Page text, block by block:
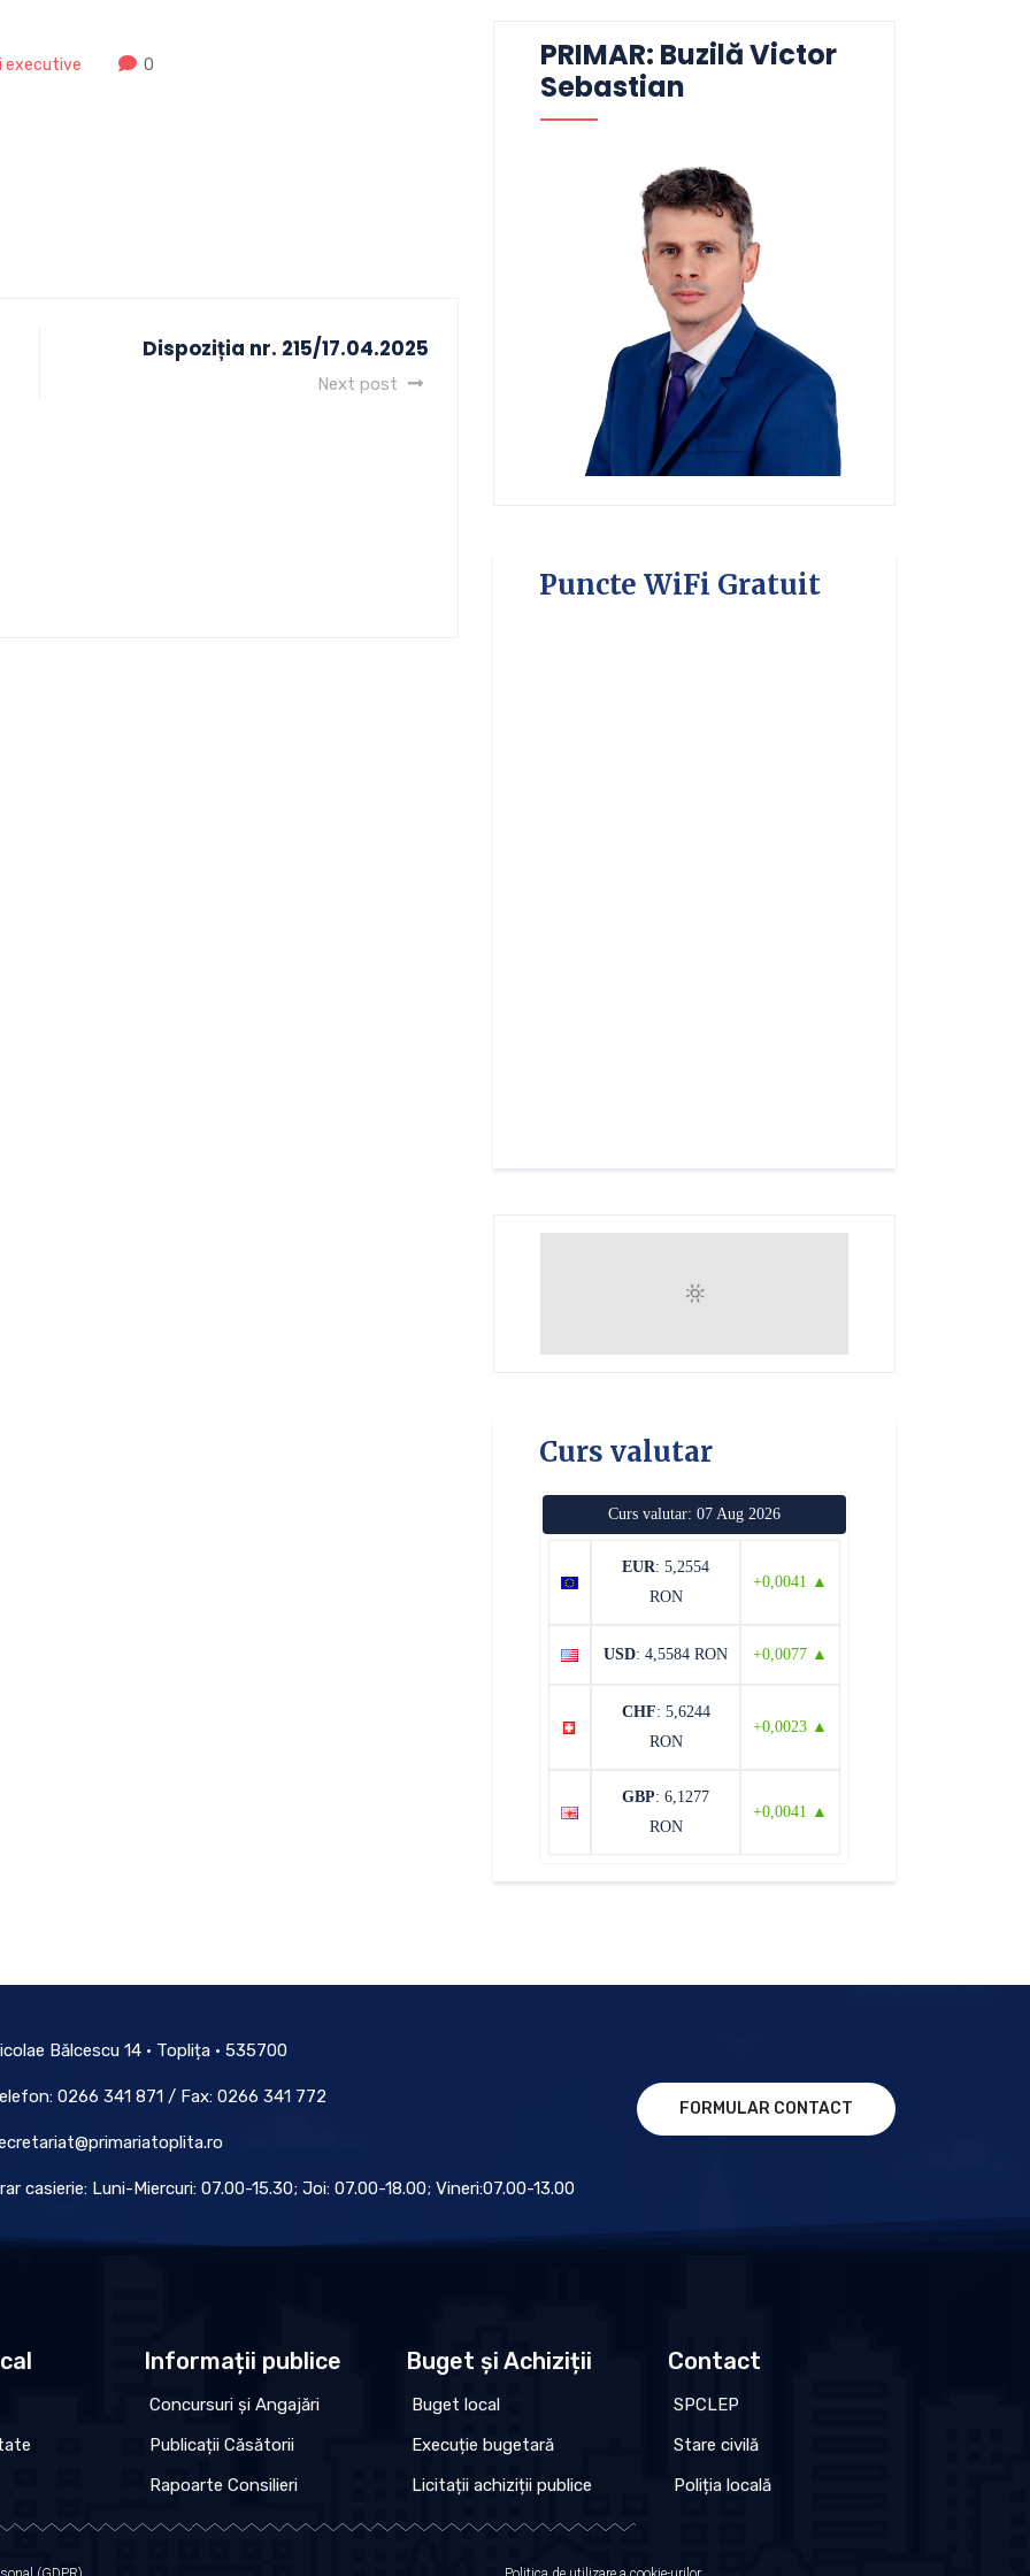
executive 0
Dispoziția nr. 215/17.04.2025
Next post
PRIMAR: Buzilă Victor
Sebastian
Puncte WiFi Gratuit
Curs valutar
Curs valutar: 07 Aug 2026
EUR: 5,2554
RON
+0,0041 ▲
USD: 4,5584 RON +0,0077 ▲
CHF: 5,6244
RON
+0,0023 ▲
GBP: 6,1277
RON
+0,0041 ▲
Bălcescu 14 • Toplița • 535700
0266 341 871 / Fax: 0266 341 772
casierie: Luni-Miercuri: 07.00-15.30; Joi: 07.00-18.00; Vineri:07.00-13.00
FORMULAR CONTACT
Informații publice
Concursuri și Angajări
Publicații Căsătorii
Rapoarte Consilieri
Buget și Achiziții
Buget local
Execuție bugetară
Licitații achiziții publice
Contact
SPCLEP
Stare civilă
Poliția locală